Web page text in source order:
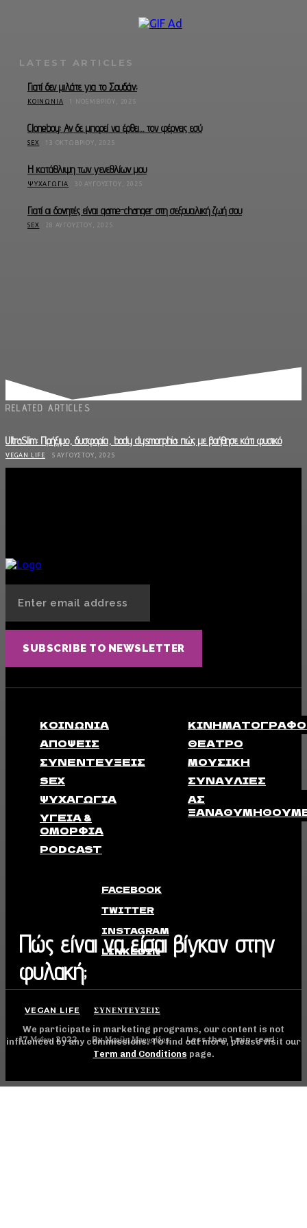
Πώς είναι να είσαι βίγκαν στην
φυλακή;
VEGAN LIFE ΣΥΝΕΝΤΕΎΞΕΙΣ
17 Μαΐου, 2022 By Μαρίλη Μπουφίδου Less than 1min. read
LATEST ARTICLES
Γιατί δεν μιλάτε για το Σουδάν;
ΚΟΙΝΩΝΊΑ 1 ΝΟΕΜΒΡΊΟΥ, 2025
Cloneboy: Αν δε μπορεί να έρθει… τον φέρνεις εσύ
SEX 13 ΟΚΤΩΒΡΊΟΥ, 2025
Η κατάθλιψη των γενεθλίων μου
ΨΥΧΑΓΩΓΊΑ 30 ΑΥΓΟΎΣΤΟΥ, 2025
Γιατί οι δονητές είναι game-changer στη σεξουαλική ζωή σου
SEX 28 ΑΥΓΟΎΣΤΟΥ, 2025
RELATED ARTICLES
UltraSlim: Πρήξιμο, δυσφορία, body dysmorphia: πώς με βοήθησε κάτι φυσικό
VEGAN LIFE 5 ΑΥΓΟΎΣΤΟΥ, 2025
SUBSCRIBE TO NEWSLETTER
ΚΟΙΝΩΝΊΑ
ΑΠΟΨΕΙΣ
ΣΥΝΕΝΤΕΎΞΕΙΣ
SEX
ΨΥΧΑΓΩΓΊΑ
ΥΓΕΊΑ &
ΟΜΟΡΦΙΆ
PODCAST
ΘΈΑΤΡΟ
ΜΟΥΣΙΚΉ
ΣΥΝΑΥΛΊΕΣ
ΑΣ
FACEBOOK
TWITTER
INSTAGRAM
LINKEDIN
We participate in marketing programs, our content is not
influenced by any commissions. To find out more, please visit our
Term and Conditions page.